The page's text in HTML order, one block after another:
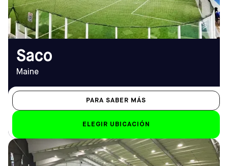
EMAIL
saco@sofive.com
Saco
Maine
PARA SABER MÁS
ELEGIR UBICACIÓN
HORARIO DE
DIRECCIÓN